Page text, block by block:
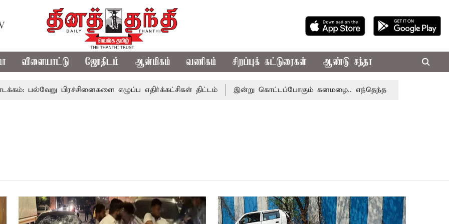
விளையாட்டு ஜோதிடம் ஆன்மிகம் வணிகம் சிறப்புக் கட்டுரைகள் ஆண்டு சந்தா
பிரச்சினைகளை எழுப்ப எதிர்க்கட்சிகள் திட்டம் இன்று கொட்டப்போகும் கனமழை.. எந்தெந்த மாவட்டங்களில்